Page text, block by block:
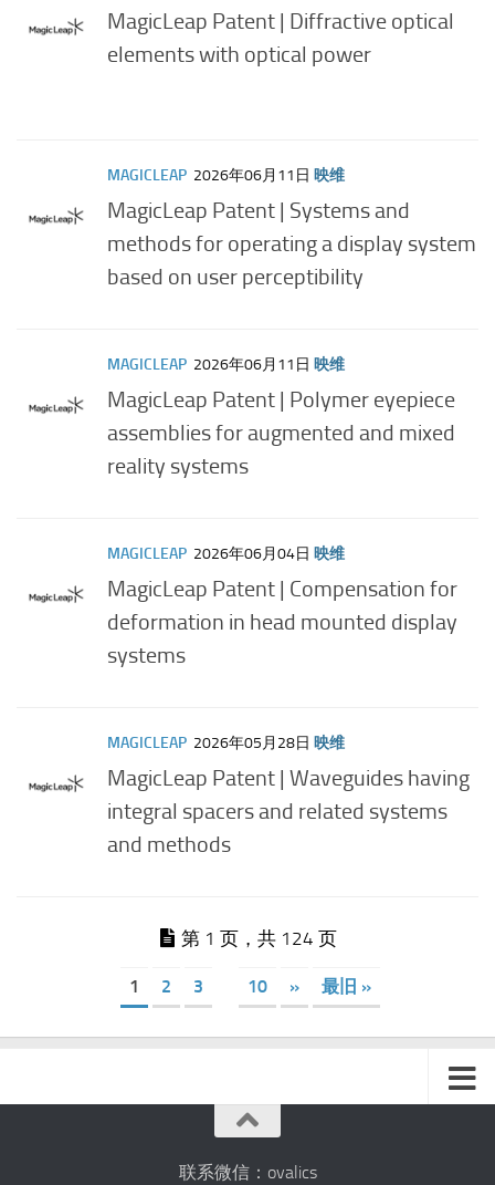
MagicLeap Patent | Diffractive optical
elements with optical power
MAGICLEAP 2026年06月11日 映维
MagicLeap Patent | Systems and
methods for operating a display system
based on user perceptibility
MAGICLEAP 2026年06月11日 映维
MagicLeap Patent | Polymer eyepiece
assemblies for augmented and mixed
reality systems
MAGICLEAP 2026年06月04日 映维
MagicLeap Patent | Compensation for
deformation in head mounted display
systems
MAGICLEAP 2026年05月28日 映维
MagicLeap Patent | Waveguides having
integral spacers and related systems
and methods
第 1 页，共 124 页
1 2 3 10 » 最旧 »
联系微信：ovalics